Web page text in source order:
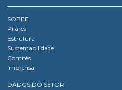
SOBRE
Pilares
Estrutura
Sustentabilidade
Comitês
Imprensa
DADOS DO SETOR